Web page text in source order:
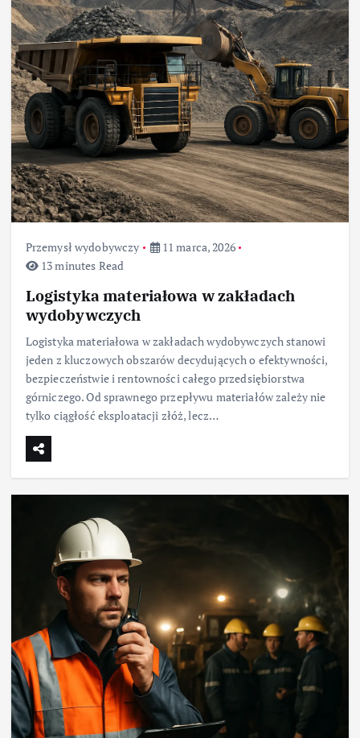
Przemysł wydobywczy
11 marca, 2026
13 minutes Read
Logistyka materiałowa w zakładach
wydobywczych
Logistyka materiałowa w zakładach wydobywczych stanowi
jeden z kluczowych obszarów decydujących o efektywności,
bezpieczeństwie i rentowności całego przedsiębiorstwa
górniczego. Od sprawnego przepływu materiałów zależy nie
tylko ciągłość eksploatacji złóż, lecz…